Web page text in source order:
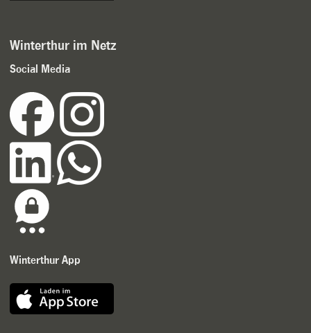
Winterthur im Netz
Social Media
Winterthur App